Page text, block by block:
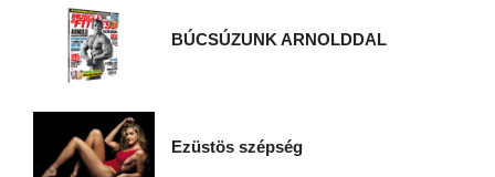
BÚCSÚZUNK ARNOLDDAL
Ezüstös szépség